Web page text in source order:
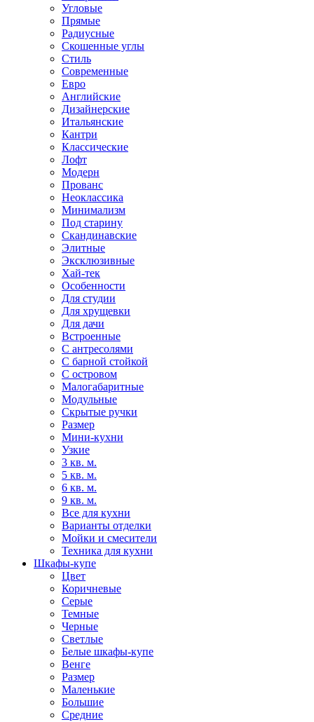
Угловые
Прямые
Радиусные
Скошенные углы
Стиль
Современные
Евро
Английские
Дизайнерские
Итальянские
Кантри
Классические
Лофт
Модерн
Прованс
Неоклассика
Минимализм
Под старину
Скандинавские
Элитные
Эксклюзивные
Хай-тек
Особенности
Для студии
Для хрущевки
Для дачи
Встроенные
С антресолями
С барной стойкой
С островом
Малогабаритные
Модульные
Скрытые ручки
Размер
Мини-кухни
Узкие
3 кв. м.
5 кв. м.
6 кв. м.
9 кв. м.
Все для кухни
Варианты отделки
Мойки и смесители
Техника для кухни
Шкафы-купе
Цвет
Коричневые
Серые
Темные
Черные
Светлые
Белые шкафы-купе
Венге
Размер
Маленькие
Большие
Средние